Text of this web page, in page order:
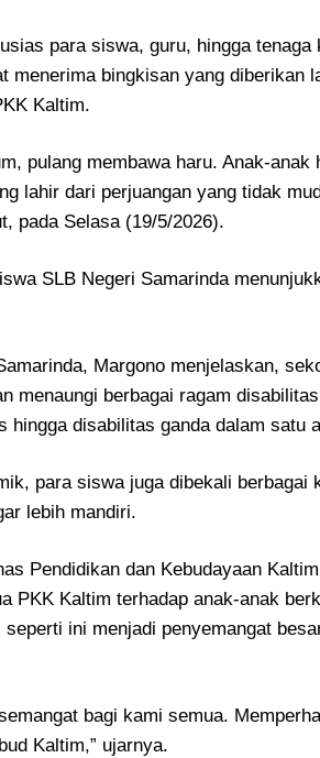
para siswa, guru, hingga
menerima bingkisan yang diberikan
Kaltim.
pulang membawa haru. Anak-
lahir dari perjuangan yang tidak
pada Selasa (19/5/2026).
SLB Negeri Samarinda
Margono menjelaskan,
menaungi berbagai ragam
hingga disabilitas ganda dalam satu
para siswa juga dibekali berbagai
lebih mandiri.
Pendidikan dan Kebudayaan
PKK Kaltim terhadap anak-anak
ini menjadi penyemangat
bagi kami semua.
Kaltim,” ujarnya.